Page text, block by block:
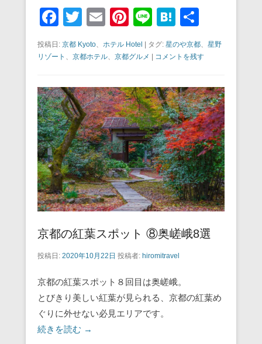
F
a
c
b
o
o
k
T
tt
E
ail
Pi
er
st
Li
e
H
at
e
a
有
投稿日: 京都 Kyoto、 ホテル Hotel タグ: 星のや京都、 星野
リゾート 、 京都ホテル、 京都グルメ コメントを残す
京都の紅葉スポット ⑧奥嵯峨8選
投稿日: 2020年10月22日 投稿者: hiromitravel
京都の紅葉スポット８回目は奥嵯峨。
とびきり美しい紅葉が見られる、京都の紅葉め
ぐりに外せない必見エリアです。
続きを読む →